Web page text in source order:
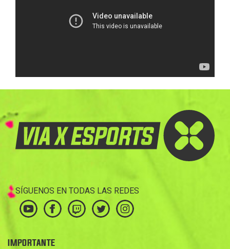
SÍGUENOS EN TODAS LAS REDES
IMPORTANTE